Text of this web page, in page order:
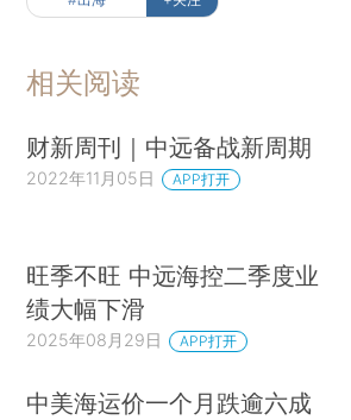
相关阅读
财新周刊｜中远备战新周期
2022年11月05日 APP打开
旺季不旺 中远海控二季度业
绩大幅下滑
2025年08月29日 APP打开
中美海运价一个月跌逾六成